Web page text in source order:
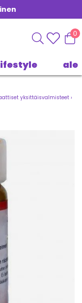
0
ale
yksittäisvalmisteet›